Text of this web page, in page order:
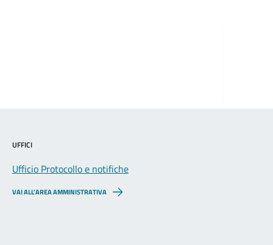
UFFICI
Ufficio Protocollo e notifiche
VAI ALL’AREA AMMINISTRATIVA